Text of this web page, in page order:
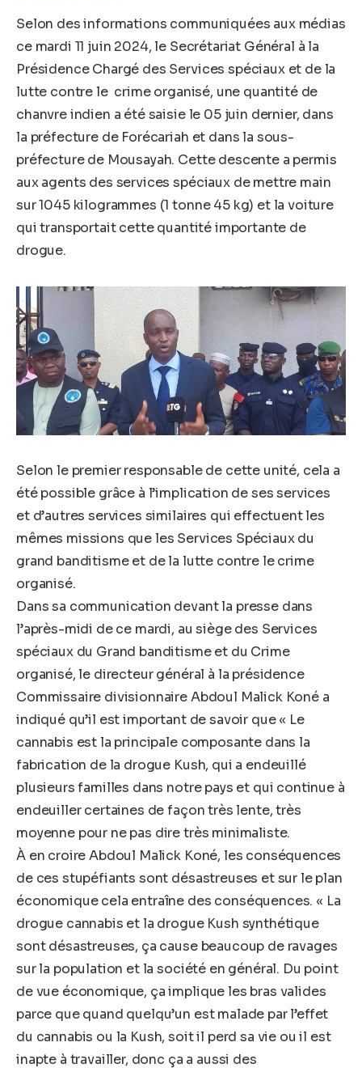
Selon des informations communiquées aux médias
ce mardi 11 juin 2024, le Secrétariat Général à la
Présidence Chargé des Services spéciaux et de la
lutte contre le crime organisé, une quantité de
chanvre indien a été saisie le 05 juin dernier, dans
la préfecture de Forécariah et dans la sous-
préfecture de Mousayah. Cette descente a permis
aux agents des services spéciaux de mettre main
sur 1045 kilogrammes (1 tonne 45 kg) et la voiture
qui transportait cette quantité importante de
drogue.
Selon le premier responsable de cette unité, cela a
été possible grâce à l’implication de ses services
et d’autres services similaires qui effectuent les
mêmes missions que les Services Spéciaux du
grand banditisme et de la lutte contre le crime
organisé.
Dans sa communication devant la presse dans
l’après-midi de ce mardi, au siège des Services
spéciaux du Grand banditisme et du Crime
organisé, le directeur général à la présidence
Commissaire divisionnaire Abdoul Malick Koné a
indiqué qu’il est important de savoir que « Le
cannabis est la principale composante dans la
fabrication de la drogue Kush, qui a endeuillé
plusieurs familles dans notre pays et qui continue à
endeuiller certaines de façon très lente, très
moyenne pour ne pas dire très minimaliste.
À en croire Abdoul Malick Koné, les conséquences
de ces stupéfiants sont désastreuses et sur le plan
économique cela entraîne des conséquences. « La
drogue cannabis et la drogue Kush synthétique
sont désastreuses, ça cause beaucoup de ravages
sur la population et la société en général. Du point
de vue économique, ça implique les bras valides
parce que quand quelqu’un est malade par l’effet
du cannabis ou la Kush, soit il perd sa vie ou il est
inapte à travailler, donc ça a aussi des